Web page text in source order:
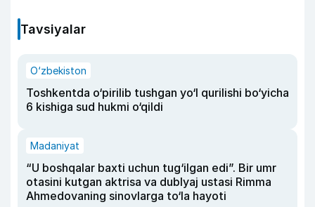
Tavsiyalar
O‘zbekiston
Toshkentda o‘pirilib tushgan yo‘l qurilishi bo‘yicha
6 kishiga sud hukmi o‘qildi
Madaniyat
“U boshqalar baxti uchun tug‘ilgan edi”. Bir umr
otasini kutgan aktrisa va dublyaj ustasi Rimma
Ahmedovaning sinovlarga to‘la hayoti